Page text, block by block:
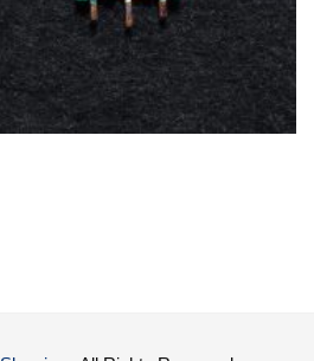
COMPRAR